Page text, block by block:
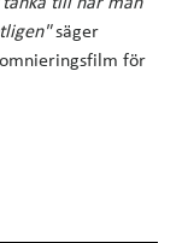
till när man
säger
för